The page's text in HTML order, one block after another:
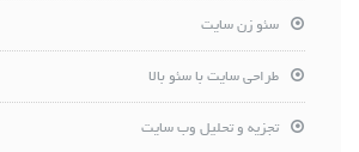
سئو زن سایت
طراحی سایت با سئو بالا
تجزیه و تحلیل وب سایت